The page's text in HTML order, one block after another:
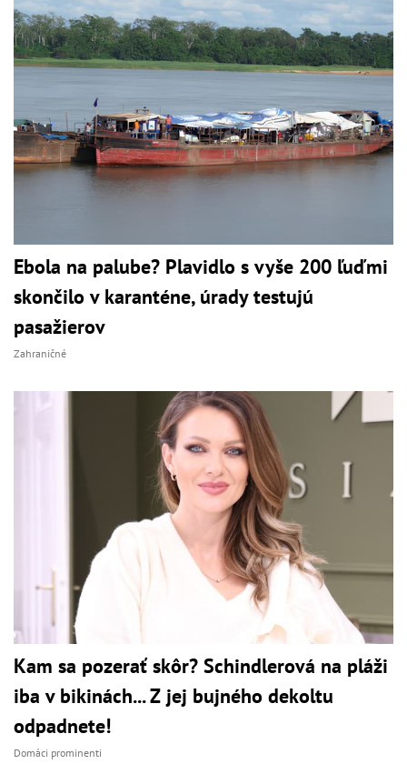
Ebola na palube? Plavidlo s vyše 200 ľuďmi
skončilo v karanténe, úrady testujú
pasažierov
Zahraničné
Kam sa pozerať skôr? Schindlerová na pláži
iba v bikinách... Z jej bujného dekoltu
odpadnete!
Domáci prominenti